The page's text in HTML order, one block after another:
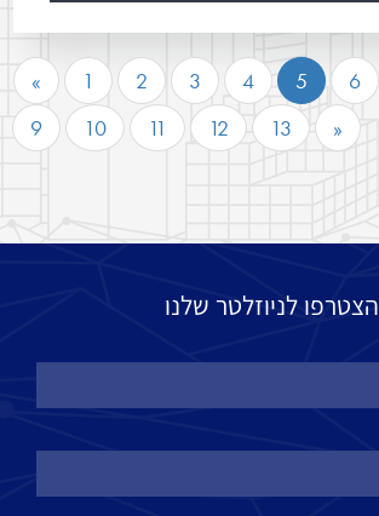
« 1 2 3 4 5 6
9
10 11 12 13 »
הצטרפו לניוזלטר שלנו